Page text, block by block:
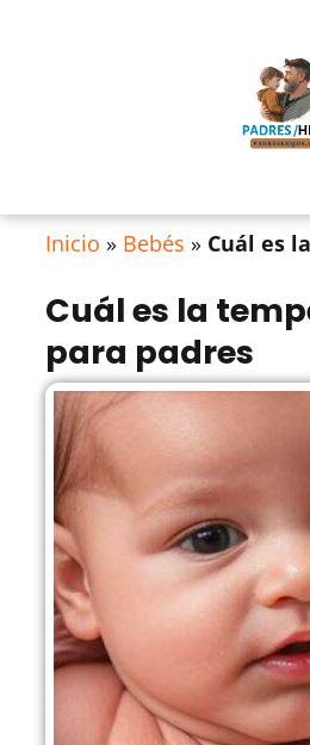
Inicio » Bebés » Cuál es
Cuál es la
para padres